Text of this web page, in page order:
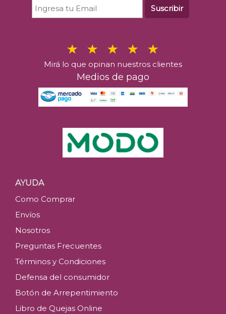
Suscribir
Mirá lo que opinan nuestros clientes
Medios de pago
AYUDA
Como Comprar
Envíos
Nosotros
Preguntas Frecuentes
Términos y Condiciones
Defensa del consumidor
Botón de Arrepentimiento
Libro de Quejas Online